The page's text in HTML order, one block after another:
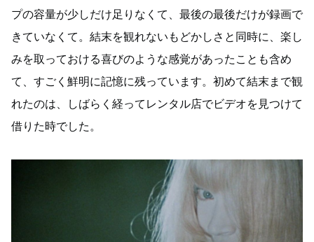
プの容量が少しだけ足りなくて、最後の最後だけが録画で
きていなくて。結末を観れないもどかしさと同時に、楽し
みを取っておける喜びのような感覚があったことも含め
て、すごく鮮明に記憶に残っています。初めて結末まで観
れたのは、しばらく経ってレンタル店でビデオを見つけて
借りた時でした。